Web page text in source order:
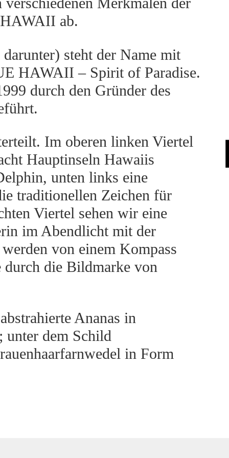
ab.
steht der Name mit
HAWAII – Spirit of Paradise.
durch den Gründer des
Im oberen linken Viertel
Hauptinseln Hawaiis
unten links eine
traditionellen Zeichen für
Viertel sehen wir eine
im Abendlicht mit der
von einem Kompass
durch die Bildmarke von
Ananas in
dem Schild
in Form